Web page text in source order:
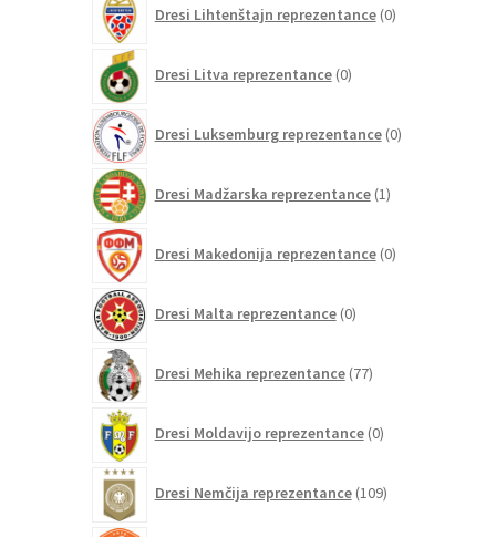
Dresi Lihtenštajn reprezentance 0izdelkov
Dresi Litva reprezentance 0izdelkov
Dresi Luksemburg reprezentance 0izdelkov
Dresi Madžarska reprezentance 1izdelek
Dresi Makedonija reprezentance 0izdelkov
Dresi Malta reprezentance 0izdelkov
Dresi Mehika reprezentance 77izdelkov
Dresi Moldavijo reprezentance 0izdelkov
Dresi Nemčija reprezentance 109izdelkov